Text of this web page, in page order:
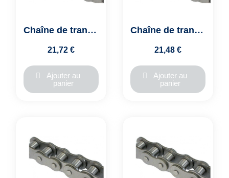
Chaîne de transmission ASA 06A1/ASA35-1,simplex - 3/8" -Pas de 9.525mm
21,72 €
Ajouter au
panier
Chaîne de transmission ASA 08A1/ASA40-1, simplex - 1/2" - pas de 12.7mm
21,48 €
Ajouter au
panier